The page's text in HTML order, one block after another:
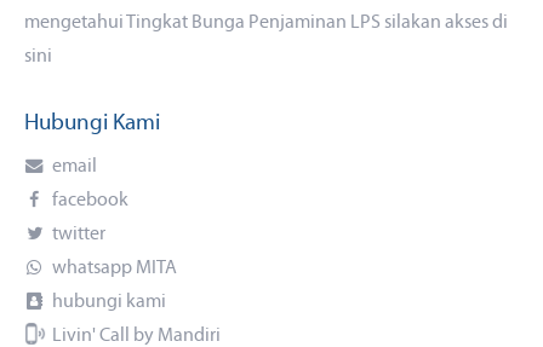
mengetahui Tingkat Bunga Penjaminan LPS silakan aksesdi
sini
Hubungi Kami
email
facebook
twitter
whatsapp MITA
hubungi kami
Livin' Call by Mandiri